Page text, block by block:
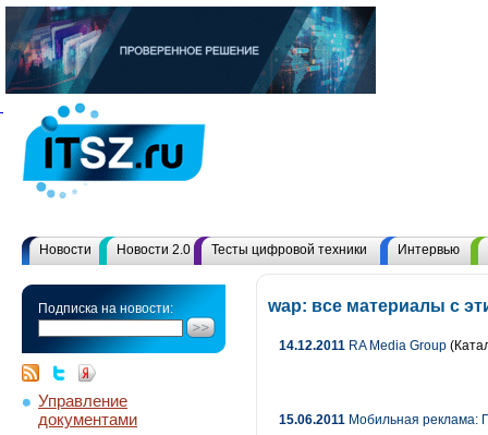
Новости Новости 2.0 Тесты цифровой техники Интервью
Подписка на новости:
Управление
документами
wap: все материалы с
14.12.2011 RA Media Group
15.06.2011 Мобильная реклама: